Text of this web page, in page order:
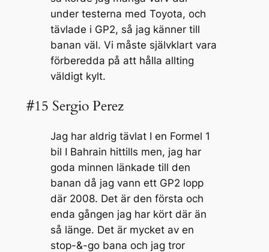
under testerna med Toyota, och
tävlade i GP2, så jag känner till
banan väl. Vi måste självklart vara
förberedda på att hålla allting
väldigt kylt.
#15 Sergio Perez
Jag har aldrig tävlat I en Formel 1
bil I Bahrain hittills men, jag har
goda minnen länkade till den
banan då jag vann ett GP2 lopp
där 2008. Det är den första och
enda gången jag har kört där än
så länge. Det är mycket av en
stop-&-go bana och jag tror